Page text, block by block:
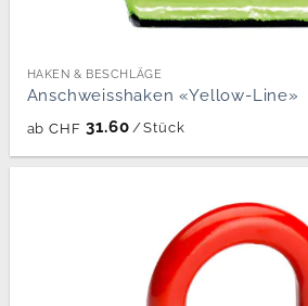
HAKEN & BESCHLÄGE
Anschweisshaken «Yellow-Line»
ab CHF 31.60 /Stück